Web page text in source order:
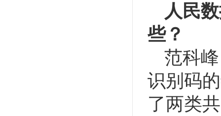
人民
些？
范科
识别码
了两类